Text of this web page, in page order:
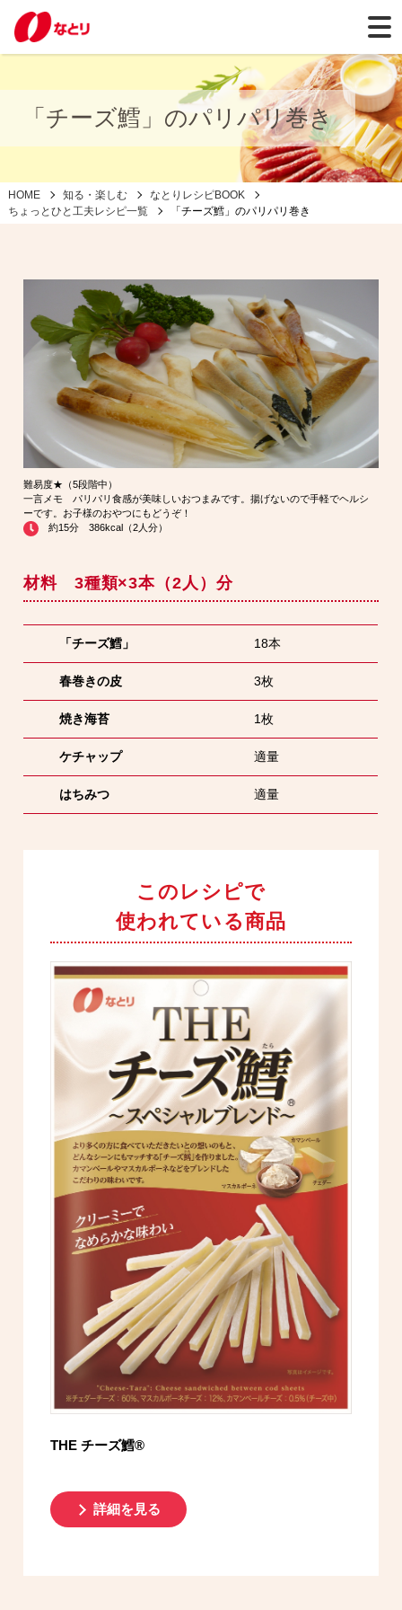
「チーズ鱈」のパリパリ巻き
HOME 知る・楽しむ
なとりレシピBOOK
ちょっとひと工夫レシピ一覧
「チーズ鱈」のパリパリ巻き
難易度★（5段階中）
一言メモ パリパリ食感が美味しいおつまみです。揚げないので手軽でヘルシ
ーです。お子様のおやつにもどうぞ！
約15分 386kcal（2人分）
材料 3種類×3本（2人）分
「チーズ鱈」 18本
春巻きの皮 3枚
焼き海苔 1枚
ケチャップ 適量
はちみつ 適量
このレシピで
使われている商品
THE チーズ鱈®
詳細を見る